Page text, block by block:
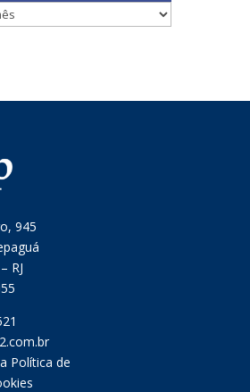
945
RJ
Política de